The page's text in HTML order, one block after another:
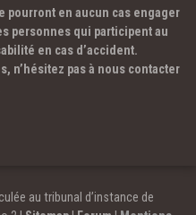
pourront en aucun cas engager
personnes qui participent au
en cas d’accident.
n’hésitez pas à nous contacter
au tribunal d’instance de